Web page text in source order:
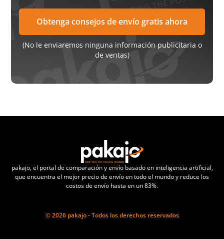
(No le enviaremos ninguna información publicitaria o
de ventas)
pakajo, el portal de comparación y envío basado en inteligencia artificial,
que encuentra el mejor precio de envío en todo el mundo y reduce los
costos de envío hasta en un 83%.
© 2026 pakajo - Todos los derechos reservados